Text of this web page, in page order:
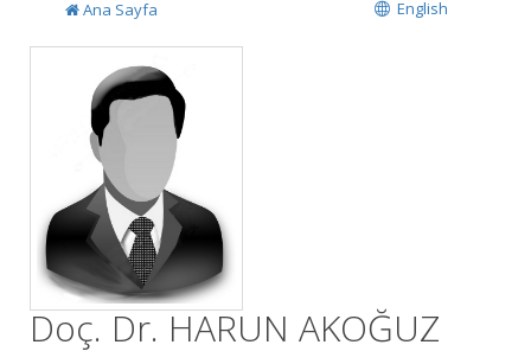
English
Ana Sayfa
Doç. Dr. HARUN AKOĞUZ